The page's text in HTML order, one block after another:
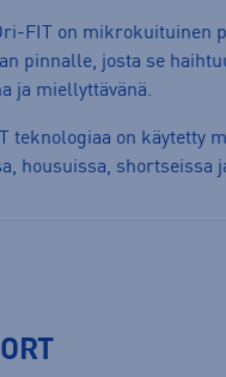
FIT on mikrokuituinen
pinnalle, josta se
ja miellyttävänä.
teknologiaa on käytetty
housuissa, shortseissa